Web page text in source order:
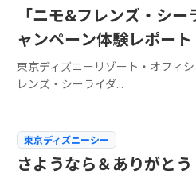
「ニモ&フレンズ・シ
ャンペーン体験レポート
東京ディズニーリゾート・オフィ
レンズ・シーライダ...
東京ディズニーシー
さようなら＆ありがと